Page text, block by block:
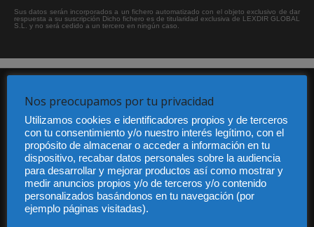
Sus datos serán incorporados a un fichero automatizado con el objeto exclusivo de dar
respuesta a su suscripción Dicho fichero es de titularidad exclusiva de LEXDIR GLOBAL
S.L. y no será cedido a un tercero en ningún caso.
Audiencia y Publicidad
Quiénes somos
Privacidad
Nos preocupamos por tu privacidad
Utilizamos cookies e identificadores propios y de terceros
con tu consentimiento y/o nuestro interés legítimo, con el
propósito de almacenar o acceder a información en tu
dispositivo, recabar datos personales sobre la audiencia
para desarrollar y mejorar productos así como mostrar y
medir anuncios propios y/o de terceros y/o contenido
personalizados basándonos en tu navegación (por
ejemplo páginas visitadas).